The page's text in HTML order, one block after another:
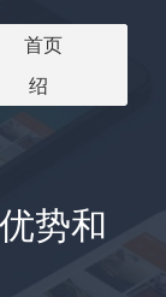
关于我们
淘宝客博客
宝客软件更
新
宝客app版本
价格
宝客app介
绍
首页
势和